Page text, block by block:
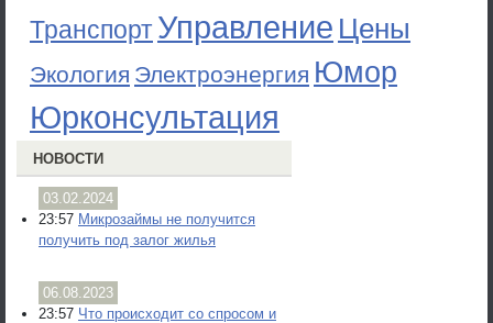
ТранспортУправление Цены
Экология Электроэнергия Юмор
Юрконсультация
НОВОСТИ
03.02.2024
23:57 Микрозаймы не получится
получить под залог жилья
06.08.2023
23:57 Что происходит со спросом и